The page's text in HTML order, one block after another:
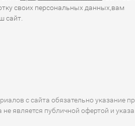
своих персональных данных,вам
сайт.
с сайта обязательно указание
является публичной офертой и